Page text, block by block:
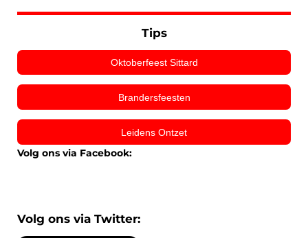
Tips
Oktoberfeest Sittard
Brandersfeesten
Leidens Ontzet
Volg ons via Facebook:
Volg ons via Twitter: